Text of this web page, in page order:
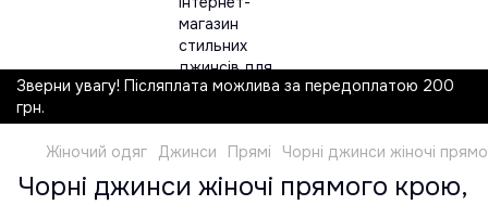
Зверни увагу! Післяплата можлива за передоплатою 200
грн.
Жіночий одяг Джинси Прямі Чорні джинси жіночі
Чорні джинси жіночі прямого крою,